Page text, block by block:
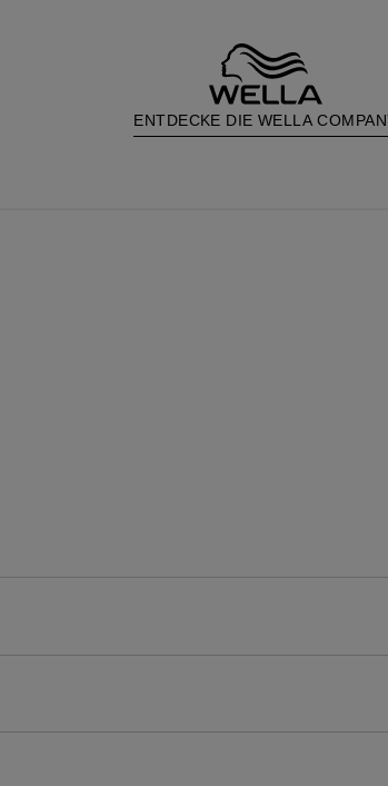
ENTDECKE DIE WELLA